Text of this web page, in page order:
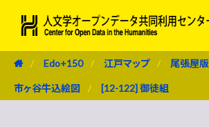
Edo+150 江戸マップ 尾張屋版
市ヶ谷牛込絵図 [12-122] 御徒組